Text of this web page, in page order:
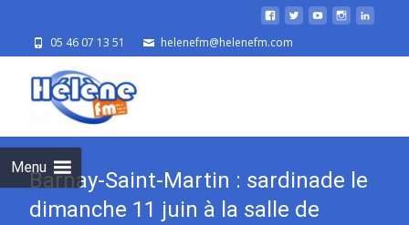
05 46 07 13 51 helenefm@helenefm.com
Menu
Barnay-Saint-Martin : sardinade le
dimanche 11 juin à la salle de